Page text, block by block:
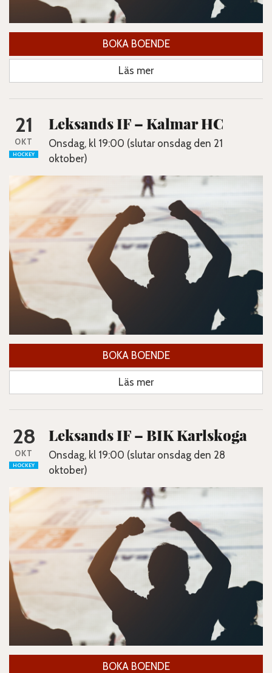
BOKA BOENDE
Läs mer
21
OKT
HOCKEY
Leksands IF – Kalmar HC
Onsdag, kl 19:00 (slutar onsdag den 21
oktober)
BOKA BOENDE
Läs mer
28
OKT
HOCKEY
Leksands IF – BIK Karlskoga
Onsdag, kl 19:00 (slutar onsdag den 28
oktober)
BOKA BOENDE